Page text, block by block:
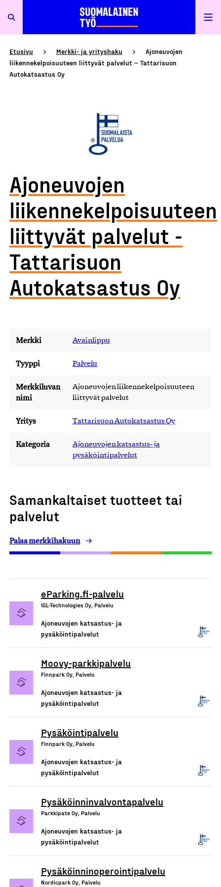
Etusivu Merkki- ja yrityshaku
Ajoneuvojen
liikennekelpoisuuteen liittyvät palvelut – Tattarisuon
Autokatsastus Oy
Ajoneuvojen
liikennekelpoisuuteen
liittyvät palvelut -
Tattarisuon
Autokatsastus Oy
Merkki Avainlippu
Tyyppi Palvelu
Merkkiluvan
nimi
Ajoneuvojen liikennekelpoisuuteen
liittyvät palvelut
Yritys Tattarisuon Autokatsastus Oy
Kategoria
Ajoneuvojen katsastus- ja
pysäköintipalvelut
Samankaltaiset tuotteet tai
palvelut
Palaa merkkihakuun
eParking.fi-palvelu
IGL-Technologies Oy, Palvelu
Ajoneuvojen katsastus- ja
pysäköintipalvelut
Moovy-parkkipalvelu
Finnpark Oy, Palvelu
Ajoneuvojen katsastus- ja
pysäköintipalvelut
Pysäköintipalvelu
Finnpark Oy, Palvelu
Ajoneuvojen katsastus- ja
pysäköintipalvelut
Pysäköinninvalvontapalvelu
Parkkipate Oy, Palvelu
Ajoneuvojen katsastus- ja
pysäköintipalvelut
Pysäköinninoperointipalvelu
Nordicpark Oy, Palvelu